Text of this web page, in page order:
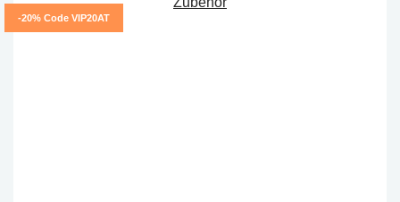
-20% Code VIP20AT